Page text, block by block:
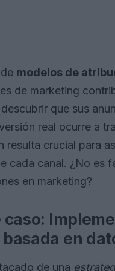
modelos de
de marketing
que sus
real ocurre a
resulta crucial para
cada canal. ¿No es
en marketing?
caso:
en
de una